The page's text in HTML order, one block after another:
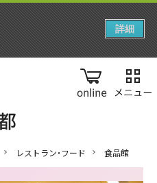
online
レストラン・フード 食品館
詳細